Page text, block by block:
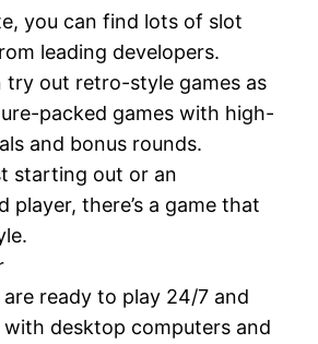
you can find lots of slot
leading developers.
try out retro-style games as
packed games with high-
and bonus rounds.
starting out or an
player, there’s a game that
are ready to play 24/7 and
desktop computers and